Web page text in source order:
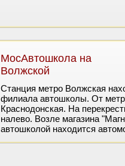
МосАвтошкола на
Волжской
Станция метро Волжская
филиала автошколы. От
Краснодонская. На
налево. Возле магазина
автошколой находится